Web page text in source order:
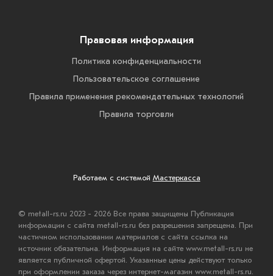
Правовая информация
Политика конфиденциальности
Пользовательское соглашение
Правила применения рекомендательных технологий
Правила торговли
Работаем с системой Мастеркасса
© metall-rs.ru 2023 - 2026 Все права защищены Публикация
информации с сайта metall-rs.ru без разрешения запрещена. При
частичном использовании материалов с сайта ссылка на
источник обязательна. Информация на сайте www.metall-rs.ru не
является публичной офертой. Указанные цены действуют только
при оформлении заказа через интернет-магазин www.metall-rs.ru.